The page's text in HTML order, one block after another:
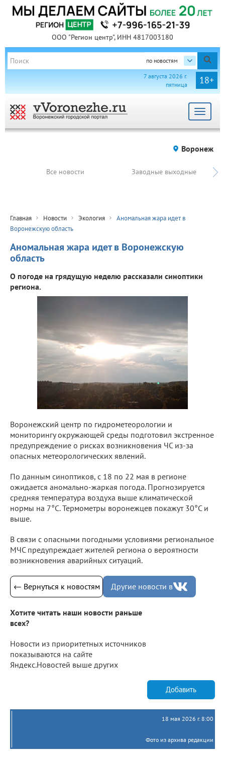
ООО "Регион центр", ИНН 4817003180
по новостям
18+
7 августа 2026 г.
пятница
Toggle
Воронеж
Все новости Заводные выходные
Главная Новости Экология
Аномальная жара идет в
Воронежскую область
Аномальная жара идет в Воронежскую
область
О погоде на грядущую неделю рассказали синоптики
региона.
Воронежский центр по гидрометеорологии и
мониторингу окружающей среды подготовил экстренное
предупреждение о рисках возникновения ЧС из-за
опасных метеорологических явлений.
По данным синоптиков, с 18 по 22 мая в регионе
ожидается аномально-жаркая погода. Прогнозируется
средняя температура воздуха выше климатической
нормы на 7°С. Термометры воронежцев покажут 30°С и
выше.
В связи с опасными погодными условиями региональное
МЧС предупреждает жителей региона о вероятности
возникновения аварийных ситуаций.
← Вернуться к новостям Другие новости в
Хотите читать наши новости раньше
всех?
Новости из приоритетных источников
показываются на сайте
Яндекс.Новостей выше других
Добавить
18 мая 2026 г. 8:00
Фото из архива редакции